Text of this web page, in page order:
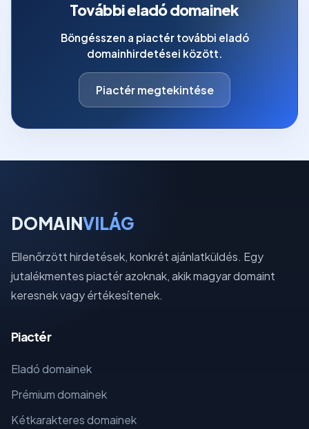
További eladó domainek
Böngésszen a piactér további eladó
domainhirdetései között.
Piactér megtekintése
DOMAINVILÁG
Ellenőrzött hirdetések, konkrét ajánlatküldés. Egy
jutalékmentes piactér azoknak, akik magyar domaint
keresnek vagy értékesítenek.
Piactér
Eladó domainek
Prémium domainek
Kétkarakteres domainek